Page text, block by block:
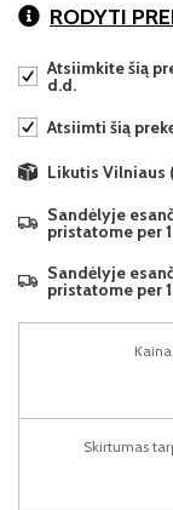
RODYTI
Atsiimkite šią
d.d.
Atsiimti šią
Likutis Vilniaus
Sandėlyje
pristatome per
Sandėlyje
pristatome per
Skirtumas